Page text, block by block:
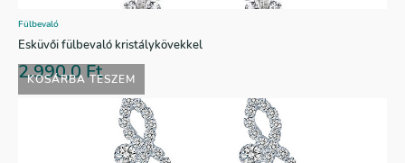
KOSÁRBA TESZEM
Fülbevaló
Esküvői fülbevaló kristálykövekkel
2.990,0Ft